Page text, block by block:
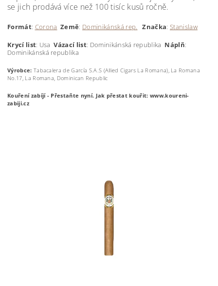
se jich prodává více než 100 tisíc kusů ročně.
Formát: Corona Země: Dominikánská rep. Značka:Stanislaw
Krycí list: UsaVázací list: Dominikánská republika Náplň:
Dominikánská republika
Výrobce: Tabacalera de García S.A.S (Allied Cigars La Romana), La Romana
No.17, La Romana, Dominican Republic
Kouření zabíjí - Přestaňte nyní. Jak přestat kouřit: www.koureni-
zabiji.cz